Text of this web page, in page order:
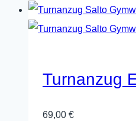
weist
mehrere
Die
Turnanzug
69,00 €